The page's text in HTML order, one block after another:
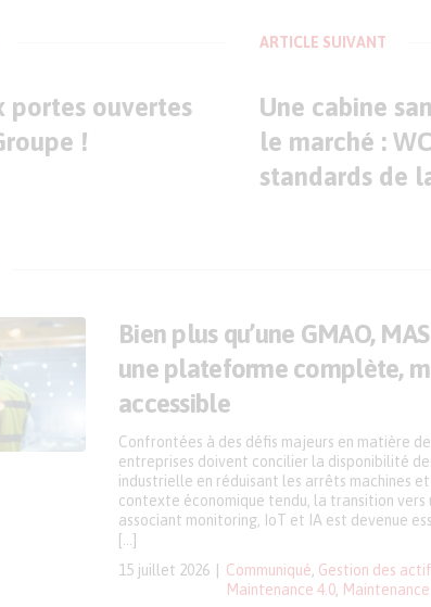
portes ouvertes
!
ARTICLE SUIVANT
Une cabine
le marché :
standards de
Bien plus qu’une GMAO,
une plateforme complète,
accessible
15 juillet 2026 Communiqué Gestion des
Maintenance 4.0 Maintenance
Confrontées à des défis majeurs en matière
entreprises doivent concilier la disponibilité
industrielle en réduisant les arrêts machines
contexte économique tendu, la transition vers
associant monitoring, IoT et IA est devenue
[…]